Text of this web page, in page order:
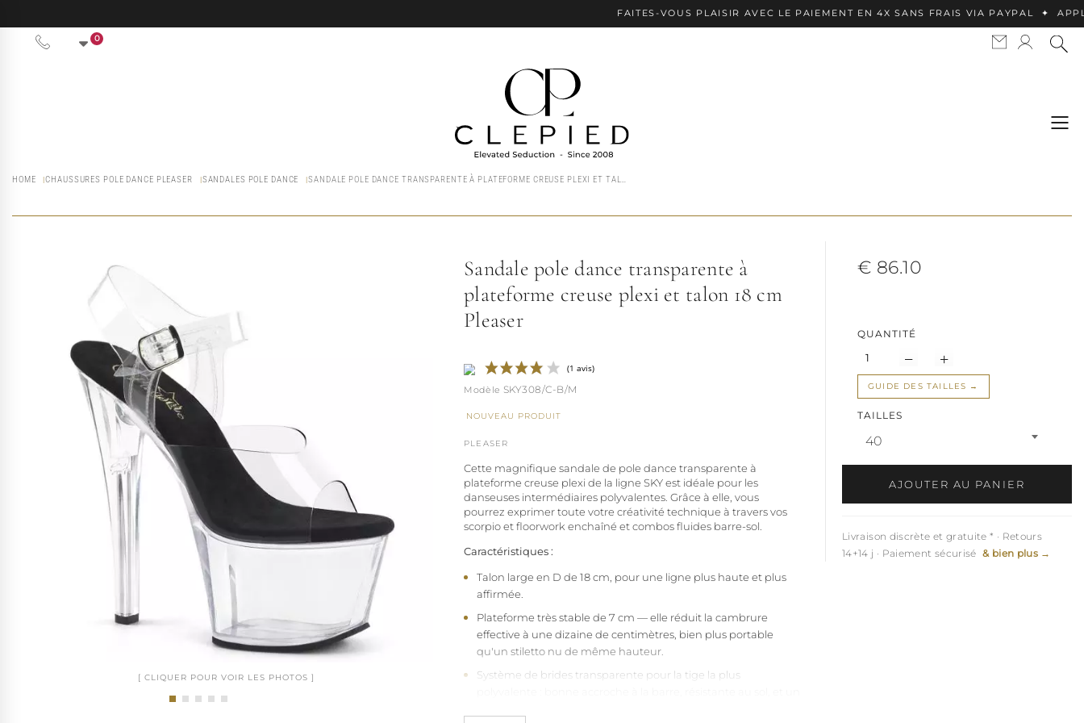
FAITES-VOUS PLAISIR AVEC LE PAIEMENT EN 4X SANS FRAIS VIA PAYPAL ✦ APPLE PAY
0
HOME CHAUSSURES POLE DANCE PLEASER SANDALES POLE DANCE SANDALE POLE DANCE TRANSPARENTE À PLATEFORME CREUSE PLEXI ET TALON 18 CM PLEASER
Sandale pole dance transparente à
plateforme creuse plexi et talon 18 cm
Pleaser
SKY308/C-B/M
NOUVEAU PRODUIT
PLEASER
Cette magnifique sandale de pole dance transparente à
plateforme creuse plexi de la ligne SKY est idéale pour les
danseuses intermédiaires polyvalentes. Grâce à elle, vous
pourrez exprimer toute votre créativité technique à travers vos
scorpio et floorwork enchaîné et combos fluides barre-sol.
Caractéristiques :
Talon large en D de 18 cm, pour une ligne plus haute et plus
affirmée.
Plateforme très stable de 7 cm — elle réduit la cambrure
effective à une dizaine de centimètres, bien plus portable
qu'un stiletto nu de même hauteur.
Système de brides transparente pour la tige la plus
€ 86.10
QUANTITÉ
GUIDE DES TAILLES
TAILLES
40
AJOUTER AU PANIER
Livraison discrète et gratuite * · Retours
14+14 j · Paiement sécurisé & bien plus →